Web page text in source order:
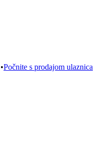
•Počnite s prodajom ulaznica